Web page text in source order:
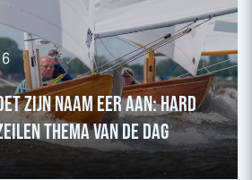
ZIJN NAAM EER AAN: HARD
THEMA VAN DE DAG